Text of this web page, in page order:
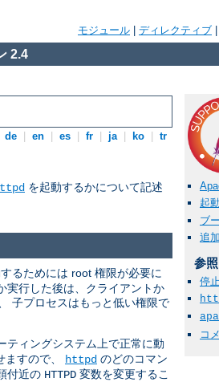
モジュール ディレクティブ
2.4
de en es fr ja ko tr
を起動するかについて記述
起
ブ
追
参照
停
コ
るためには root 権限が必要に
実行した後は、クライアントか
子プロセスはもっと低い権限で
ティングシステム上で正常に動
ますので、 httpd のどのコマン
付近の HTTPD 変数を変更するこ